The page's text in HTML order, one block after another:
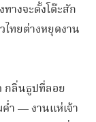
างจะตั้งโต๊ะสัก
ไทยต่างหยุดงาน
กลิ่นธูปที่ลอย
ำ — งานแห่เจ้า